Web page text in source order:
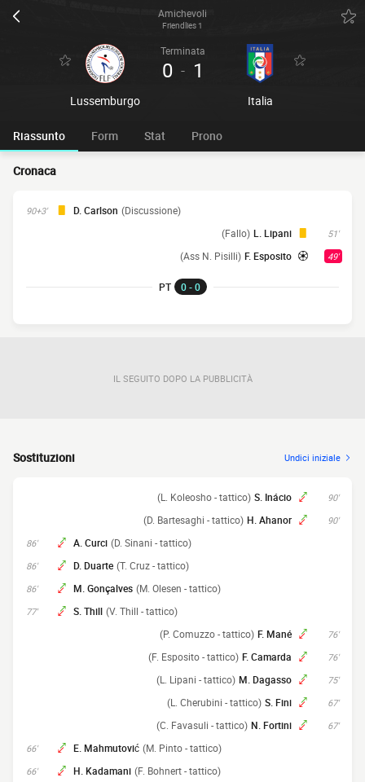
Amichevoli
Friendlies 1
Lussemburgo
Terminata
0 - 1
Italia
Riassunto Form Stat Prono
Cronaca
90+3' D. Carlson (Discussione)
51'
L. Lipani
(Fallo)
49'
F. Esposito
(Ass N. Pisilli)
PT 0 - 0
IL SEGUITO DOPO LA PUBBLICITÀ
Sostituzioni Undici iniziale
90'
S. Inácio
(L. Koleosho - tattico)
90'
H. Ahanor
(D. Bartesaghi - tattico)
86' A. Curci (D. Sinani - tattico)
86' D. Duarte (T. Cruz - tattico)
86' M. Gonçalves (M. Olesen - tattico)
77' S. Thill (V. Thill - tattico)
76'
F. Mané
(P. Comuzzo - tattico)
76'
F. Camarda
(F. Esposito - tattico)
75'
M. Dagasso
(L. Lipani - tattico)
67'
S. Fini
(L. Cherubini - tattico)
67'
N. Fortini
(C. Favasuli - tattico)
66' E. Mahmutović (M. Pinto - tattico)
66' H. Kadamani (F. Bohnert - tattico)